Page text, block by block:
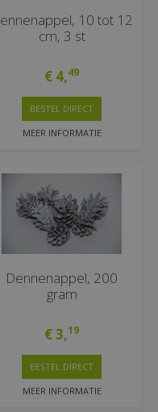
10 tot 12
cm, 3 st
€ 4,49
MEER INFORMATIE
BESTEL DIRECT
Dennenappel, 200
gram
€3,19
MEER INFORMATIE
BESTEL DIRECT